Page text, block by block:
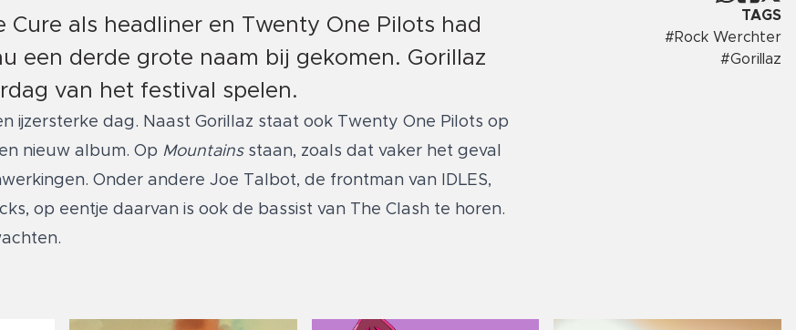
als headliner en Twenty One Pilots had
een derde grote naam bij gekomen. Gorillaz
van het festival spelen.
ijzersterke dag. Naast Gorillaz staat ook Twenty One Pilots op
nieuw album. Op Mountains staan, zoals dat vaker het geval
Onder andere Joe Talbot, de frontman van IDLES,
op eentje daarvan is ook de bassist van The Clash te horen.
TAGS
#Rock Werchter
#Gorillaz